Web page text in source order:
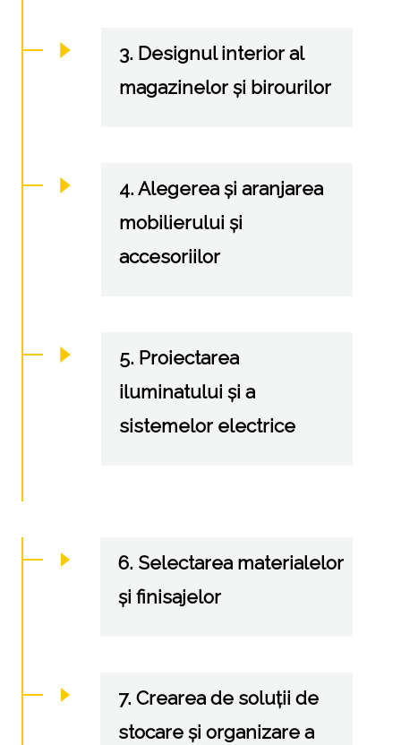
3. Designul interior al
magazinelor și birourilor
4. Alegerea și aranjarea
mobilierului și
accesoriilor
5. Proiectarea
iluminatului și a
sistemelor electrice
6. Selectarea materialelor
și finisajelor
7. Crearea de soluții de
stocare și organizare a